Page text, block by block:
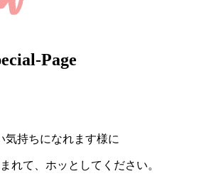
Page
気持ちになれます様に
れて、ホッとしてください。